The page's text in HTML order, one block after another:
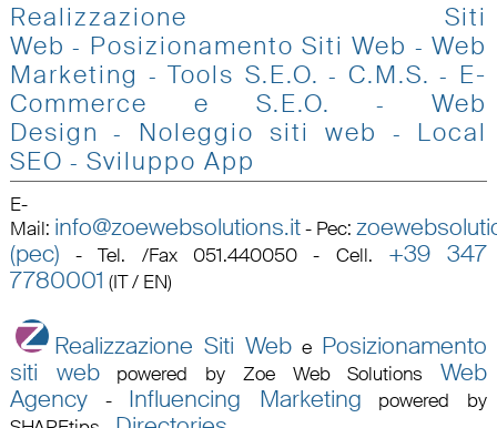
Realizzazione Siti
Web - Posizionamento Siti Web -Web
Marketing - Tools S.E.O. - C.M.S. - E-
Commerce e S.E.O.
-Web
Design
- Noleggio siti web - Local
SEO - Sviluppo App
E-
Mail: info@zoewebsolutions.it- Pec:
(pec) -Tel. /Fax 051.440050 - Cell. +39 347
7780001 (IT / EN)
Realizzazione Siti Web e Posizionamento
siti webpowered by Zoe Web SolutionsWeb
Agency- Influencing Marketing powered by